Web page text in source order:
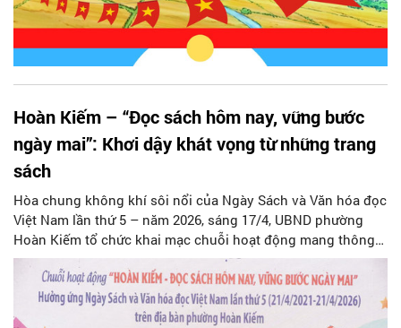
Hoàn Kiếm – “Đọc sách hôm nay, vững bước
ngày mai”: Khơi dậy khát vọng từ những trang
sách
Hòa chung không khí sôi nổi của Ngày Sách và Văn hóa đọc
Việt Nam lần thứ 5 – năm 2026, sáng 17/4, UBND phường
Hoàn Kiếm tổ chức khai mạc chuỗi hoạt động mang thông
điệp ý nghĩa: “Đọc sách hôm nay, vững bước ngày mai”. Sự
kiện không chỉ là ngày hội của những người yêu sách mà
còn là hành trình kết nối tri thức, định hướng tương lai cho
thế hệ trẻ trong kỷ nguyên số.